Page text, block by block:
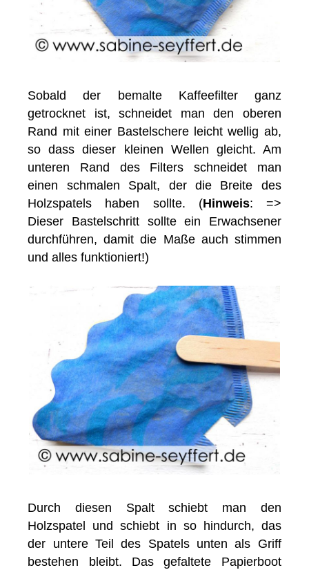
Sobald der bemalte Kaffeefilter ganz
getrocknet ist, schneidet man den oberen
Rand mit einer Bastelschere leicht wellig ab,
so dass dieser kleinen Wellen gleicht. Am
unteren Rand des Filters schneidet man
einen schmalen Spalt, der die Breite des
Holzspatels haben sollte. (Hinweis: =>
Dieser Bastelschritt sollte ein Erwachsener
durchführen, damit die Maße auch stimmen
und alles funktioniert!)
Durch diesen Spalt schiebt man den
Holzspatel und schiebt in so hindurch, das
der untere Teil des Spatels unten als Griff
bestehen bleibt. Das gefaltete Papierboot